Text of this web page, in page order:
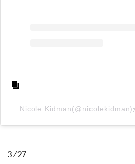
Nicole Kidman(@nicolekidman)
3/27